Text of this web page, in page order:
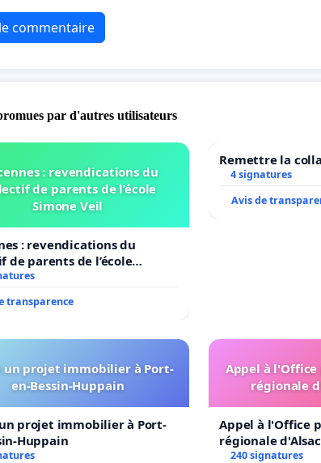
commentaire
par d'autres utilisateurs
: revendications du
de parents de l’école
Simone Veil
: revendications du
de parents de l’école
Veil
transparence
Remettre la
4 signatures
Avis de
un projet immobilier à Port-
en-Bessin-Huppain
projet immobilier à Port-
Huppain
Appel à
régionale
Appel à l'Office
régionale
240 signatures